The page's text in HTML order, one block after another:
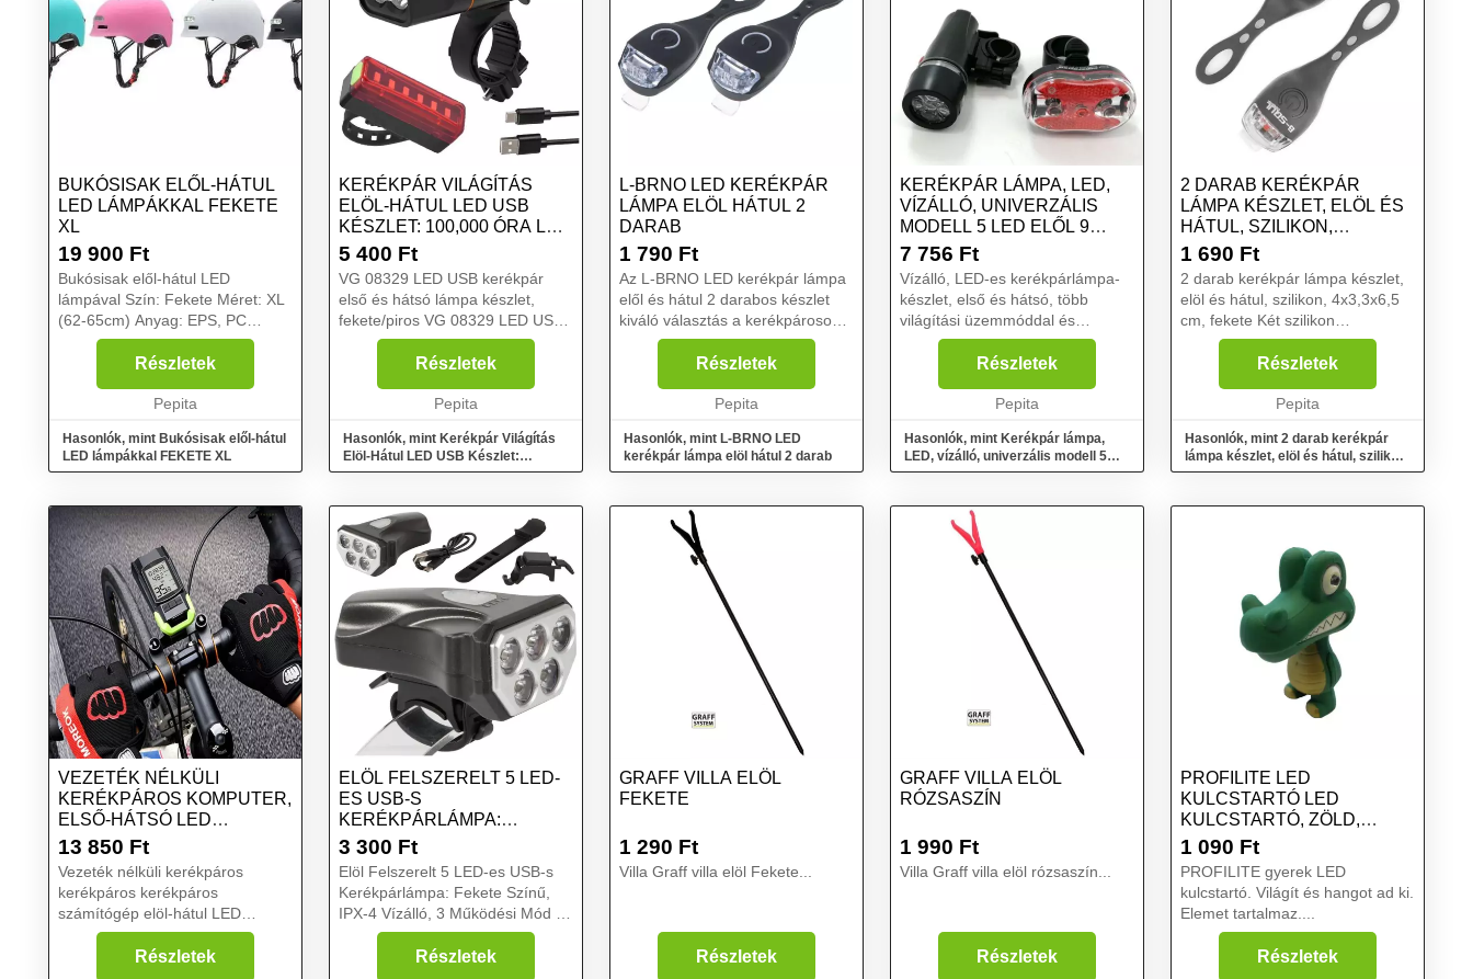
BUKÓSISAK ELŐL-HÁTUL
LED LÁMPÁKKAL FEKETE
XL
19 900 Ft
Bukósisak elől-hátul LED
lámpával Szín: Fekete Méret: XL
(62-65cm) Anyag: EPS, PC
Első/hátsó lámpa: 150A/314A
Akkumulátor teljesítmény:
750mAh Akkumulátor anyaga
Beépített: Li-Polymer
Részletek
Pepita
Hasonlók, mint Bukósisak elől-hátul
LED lámpákkal FEKETE XL
KERÉKPÁR VILÁGÍTÁS
ELÖL-HÁTUL LED USB
KÉSZLET: 100,000 ÓRA LED
ÉL...
5 400 Ft
VG 08329 LED USB kerékpár
első és hátsó lámpa készlet,
fekete/piros VG 08329 LED USB
kerékpár első és hátsó lámpa
készlet, fekete/piros Kiváló
minőségű anyagokból készült
kerékpárlámpa, mely biz...
Részletek
Pepita
Hasonlók, mint Kerékpár Világítás
Elöl-Hátul LED USB Készlet:
100,000 Óra LED Él...
L-BRNO LED KERÉKPÁR
LÁMPA ELÖL HÁTUL 2
DARAB
1 790 Ft
Az L-BRNO LED kerékpár lámpa
elől és hátul 2 darabos készlet
kiváló választás a kerékpárosok
számára. Ezek a lámpák
nemcsak a kerékpár elejét,
hanem a hátulját is hatékonyan
megvilágítják, így biztons...
Részletek
Pepita
Hasonlók, mint L-BRNO LED
kerékpár lámpa elöl hátul 2 darab
KERÉKPÁR LÁMPA, LED,
VÍZÁLLÓ, UNIVERZÁLIS
MODELL 5 LED ELŐL 9
LED...
7 756 Ft
Vízálló, LED-es kerékpárlámpa-
készlet, első és hátsó, több
világítási üzemmóddal és
praktikus rögzítővel a
kerékpárhoz....Részletek
Pepita
Hasonlók, mint Kerékpár lámpa,
LED, vízálló, univerzális modell 5
Led elől 9 Led...
2 DARAB KERÉKPÁR
LÁMPA KÉSZLET, ELÖL ÉS
HÁTUL, SZILIKON,
4X3,3X6,...
1 690 Ft
2 darab kerékpár lámpa készlet,
elöl és hátul, szilikon, 4x3,3x6,5
cm, fekete Két szilikon
kerékpáros lámpa készlet. Növeli
a közúti biztonságot sötétben.
Mindkét lámpa 3 világítási
móddal rendelkezi...
Részletek
Pepita
Hasonlók, mint 2 darab kerékpár
lámpa készlet, elöl és hátul, szilikon,
4x3,3x6,...
VEZETÉK NÉLKÜLI
KERÉKPÁROS KOMPUTER,
ELSŐ-HÁTSÓ LED
LÁMPÁKKAL ÉS...
13 850 Ft
Vezeték nélküli kerékpáros
kerékpáros kerékpáros
számítógép elöl-hátul LED
lámpákkal és kürttel, LCD kijelző,
LI-On 4000 mAh akkumulátor,
Részletek
ELÖL FELSZERELT 5 LED-
ES USB-S
KERÉKPÁRLÁMPA:
FEKETE SZÍNŰ, IPX-4...
3 300 Ft
Elöl Felszerelt 5 LED-es USB-s
Kerékpárlámpa: Fekete Színű,
IPX-4 Vízálló, 3 Működési Mód 🚴‍♀️
Kedves biciklis társak! Eleged van
abból, hogy a sötétedés
Részletek
GRAFF VILLA ELÖL
FEKETE
1 290 Ft
Villa Graff villa elöl Fekete...
Részletek
GRAFF VILLA ELÖL
RÓZSASZÍN
1 990 Ft
Villa Graff villa elöl rózsaszín...
Részletek
PROFILITE LED
KULCSTARTÓ LED
KULCSTARTÓ, ZÖLD,
MÉRET
1 090 Ft
PROFILITE gyerek LED
kulcstartó. Világít és hangot ad ki.
Elemet tartalmaz....
Részletek